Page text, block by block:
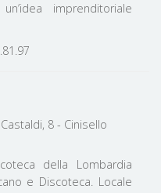
imprenditoriale
8 - Cinisello
della Lombardia
e Discoteca. Locale